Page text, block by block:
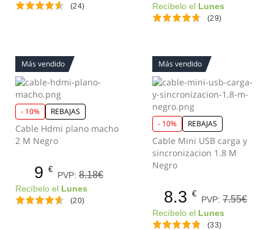
(24) Recíbelo el Lunes
(29)
Más vendido
- 10% REBAJAS
Cable Hdmi plano macho
2 M Negro
9 €
PVP: 8.18€
Recíbelo el Lunes
(20)
Más vendido
- 10% REBAJAS
Cable Mini USB carga y
sincronizacion 1.8 M
Negro
8.3 €
PVP: 7.55€
Recíbelo el Lunes
(33)